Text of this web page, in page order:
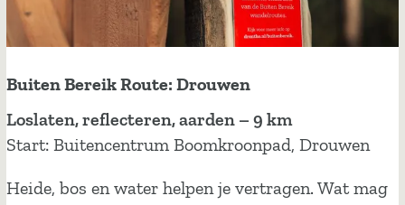
u
e
:
N
Buiten Bereik Route: Drouwen
B
u
t
Loslaten, reflecteren, aarden – 9 km
Start: Buitencentrum Boomkroonpad, Drouwen
Heide, bos en water helpen je vertragen. Wat mag